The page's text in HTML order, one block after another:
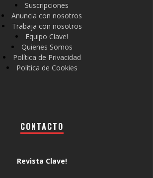
Suscripciones
Anuncia con nosotros
Trabaja con nosotros
Equipo Clave!
Quienes Somos
Política de Privacidad
Política de Cookies
CONTACTO
Revista Clave!